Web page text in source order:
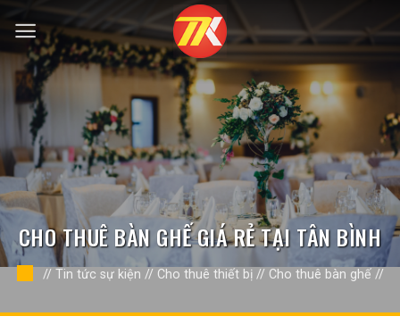
qua
nội
dung
CHO THUÊ BÀN GHẾ GIÁ RẺ TẠI TÂN BÌNH
// Tin tức sự kiện // Cho thuê thiết bị// Cho thuê bàn ghế//